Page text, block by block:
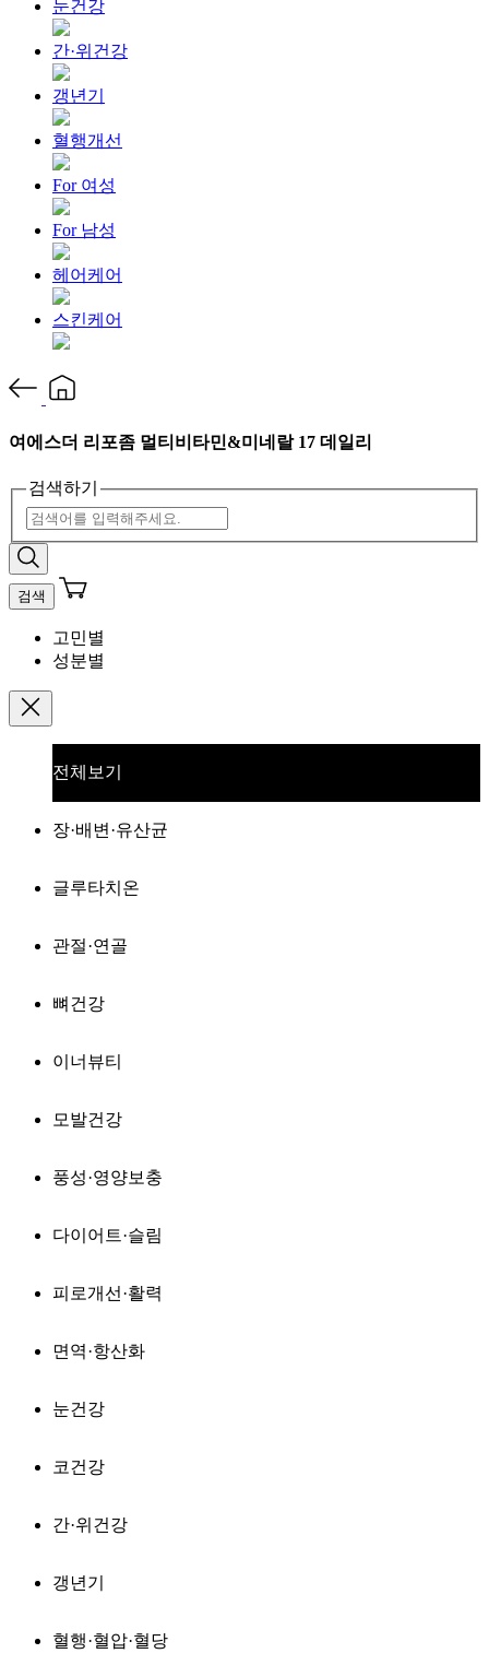
눈건강
간·위건강
갱년기
혈행개선
For 여성
For 남성
헤어케어
스킨케어
여에스더 리포좀 멀티비타민&미네랄 17 데일리
검색하기
검색
고민별
성분별
전체보기
장·배변·유산균
글루타치온
관절·연골
뼈건강
이너뷰티
모발건강
풍성·영양보충
다이어트·슬림
피로개선·활력
면역·항산화
눈건강
코건강
간·위건강
갱년기
혈행·혈압·혈당